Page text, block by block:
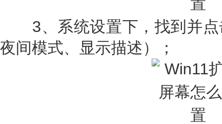
3、系统设置下，找到并点
夜间模式、显示描述）；